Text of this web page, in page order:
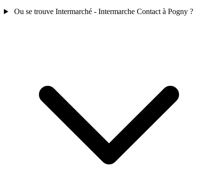
Ou se trouve Intermarché - Intermarche Contact à Pogny ?